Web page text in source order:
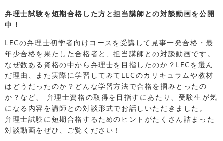
弁理士試験を短期合格した方と担当講師との対談動画を公開
中！
LECの弁理士初学者向けコースを受講して見事一発合格・最
年少合格を果たした合格者と、担当講師との対談動画です。
なぜ数ある資格の中から弁理士を目指したのか？LECを選ん
だ理由、また実際に学習してみてLECのカリキュラムや教材
はどうだったのか？どんな学習方法で合格を掴みとったの
か？など、 弁理士資格の取得を目指すにあたり、受験生が気
になる内容を講師との対談形式でお話しいただきました。
弁理士試験に短期合格するためのヒントがたくさん詰まった
対談動画をぜひ、ご覧ください！